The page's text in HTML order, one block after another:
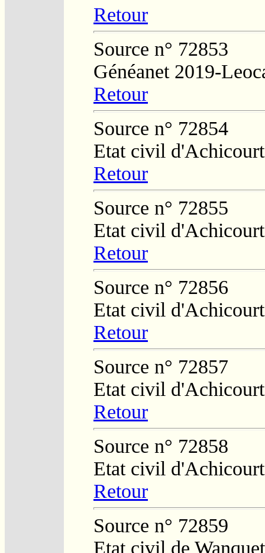
Retour
Source n° 72853
Généanet 2019-
Retour
Source n° 72854
Etat civil d'Achicourt
Retour
Source n° 72855
Etat civil d'Achicourt
Retour
Source n° 72856
Etat civil d'Achicourt
Retour
Source n° 72857
Etat civil d'Achicourt
Retour
Source n° 72858
Etat civil d'Achicourt
Retour
Source n° 72859
Etat civil de